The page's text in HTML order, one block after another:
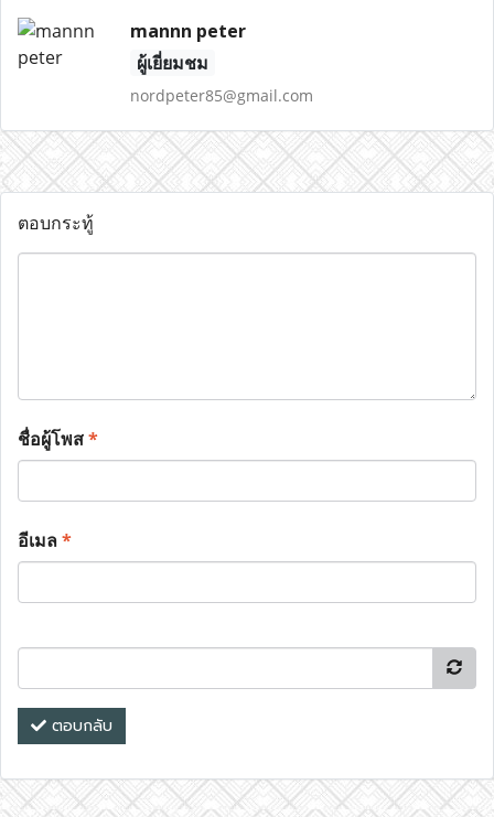
mannn peter
ผู้เยี่ยมชม
nordpeter85@gmail.com
ตอบกระทู้
ชื่อผู้โพส*
อีเมล*
ตอบกลับ